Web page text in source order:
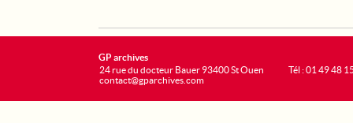
GP archives
24 rue du docteur Bauer 93400 St Ouen
contact@gparchives.com
Tél : 01 49 48